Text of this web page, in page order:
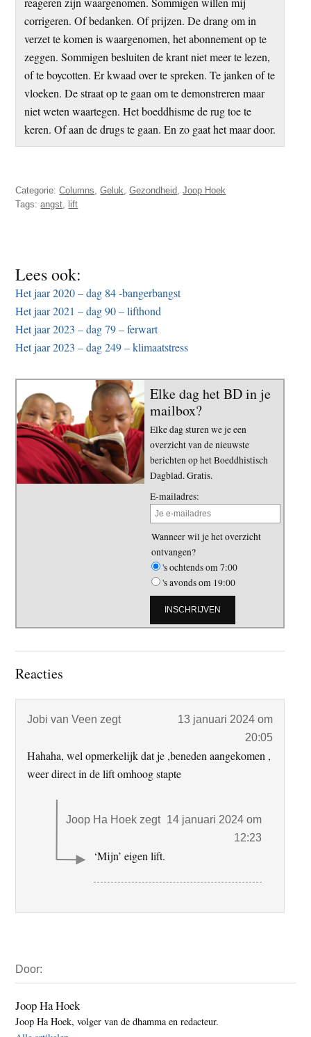
corrigeren. Of bedanken. Of prijzen. De drang om in
verzet te komen is waargenomen, het abonnement op te
zeggen. Sommigen besluiten de krant niet meer te lezen,
of te boycotten. Er kwaad over te spreken. Te janken of te
vloeken. De straat op te gaan om te demonstreren maar
niet weten waartegen. Het boeddhisme de rug toe te
keren. Of aan de drugs te gaan. En zo gaat het maar door.
Categorie:Columns,Geluk,Gezondheid,Joop Hoek
Tags:angst, lift
Lees ook:
Het jaar 2020 – dag 84 -bangerbangst
Het jaar 2021 – dag 90 – lifthond
Het jaar 2023 – dag 79 – ferwart
Het jaar 2023 – dag 249 – klimaatstress
Elke dag het BD in je
mailbox?
Elke dag sturen we je een
overzicht van de nieuwste
berichten op het Boeddhistisch
Dagblad. Gratis.
E-mailadres:
Wanneer wil je het overzicht
ontvangen?
's ochtends om 7:00
's avonds om 19:00
Lees
Reacties
Jobi van Veen zegt
13 januari 2024 om
20:05
Hahaha, wel opmerkelijk dat je ,beneden aangekomen ,
weer direct in de lift omhoog stapte
Joop Ha Hoek zegt 14 januari 2024 om
12:23
‘Mijn’ eigen lift.
Sidebar
Door:
Joop Ha Hoek
Joop Ha Hoek, volger van de dhamma en redacteur.